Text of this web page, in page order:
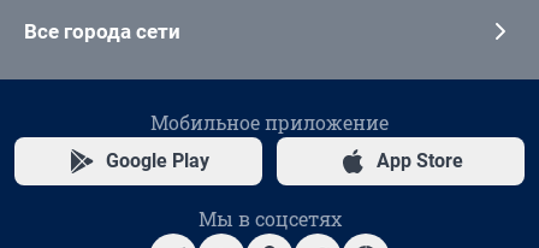
Все города сети
Мобильное приложение
Google Play App Store
Мы в соцсетях